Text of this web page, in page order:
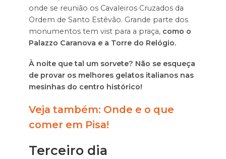
onde se reunião os Cavaleiros Cruzados da
Ordem de Santo Estêvão. Grande parte dos
monumentos tem vist para a praça, como o
Palazzo Caranova e a Torre do Relógio.
À noite que tal um sorvete? Não se esqueça
de provar os melhores gelatos italianos nas
mesinhas do centro histórico!
Veja também: Onde e o que
comer em Pisa!
Terceiro dia